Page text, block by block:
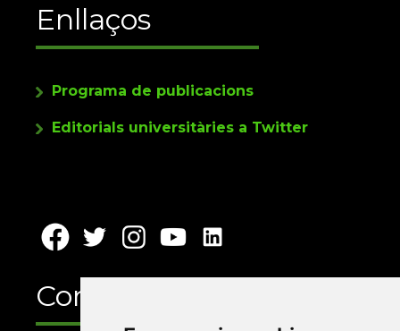
Enllaços
Programa de publicacions
Editorials universitàries a Twitter
Contacte